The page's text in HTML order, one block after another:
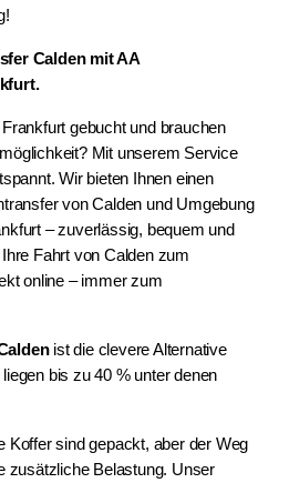
Calden mit AA
gebucht und brauchen
Mit unserem Service
Wir bieten Ihnen einen
von Calden und Umgebung
– zuverlässig, bequem und
Fahrt von Calden zum
online – immer zum
ist die clevere Alternative
bis zu 40 % unter denen
Koffer sind gepackt, aber der Weg
zusätzliche Belastung. Unser